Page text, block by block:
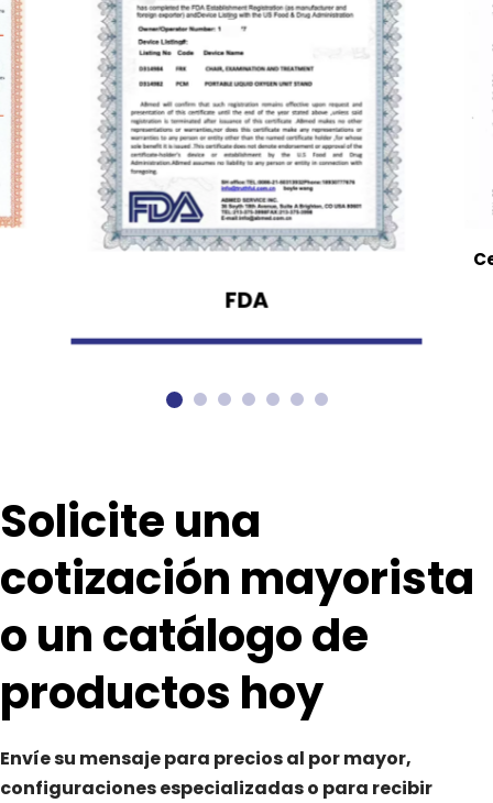
FDA
Solicite una
cotización mayorista
o un catálogo de
productos hoy
Envíe su mensaje para precios al por mayor,
configuraciones especializadas o para recibir